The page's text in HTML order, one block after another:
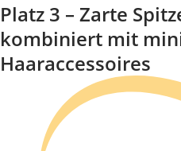
Platz 3 – Zarte
kombiniert mit
Haaraccessoires